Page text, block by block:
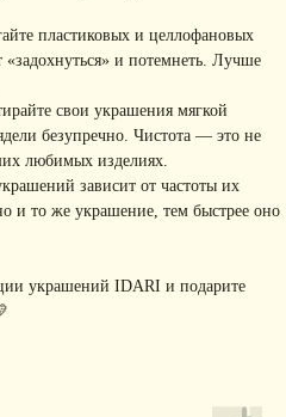
пластиковых и целлофановых
и потемнеть. Лучше
свои украшения мягкой
безупречно. Чистота — это не
любимых изделиях.
зависит от частоты их
и то же украшение, тем быстрее оно
украшений IDARI и подарите
с
политикой